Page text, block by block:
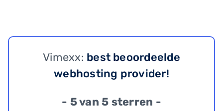
Vimexx: best beoordeelde
webhosting provider!
- 5 van 5 sterren -